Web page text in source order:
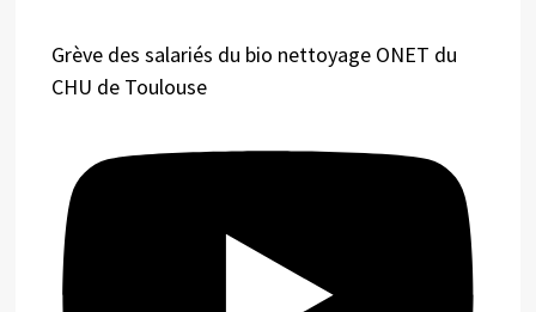
Grève des salariés du bio nettoyage ONET du
CHU de Toulouse